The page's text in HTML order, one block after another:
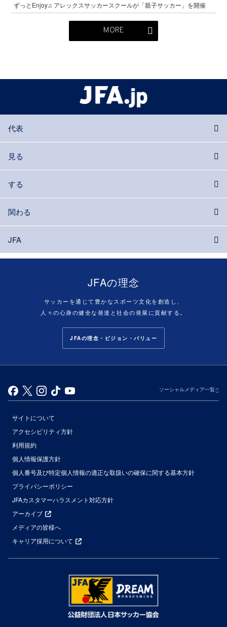
ずっとEnjoy♫ アレックスサッカースクールが「親子サッカー」を開催
MORE
代表
見る
する
関わる
JFA
JFAの理念
サッカーを通じて豊かなスポーツ文化を創造し、
人々の心身の健全な発達と社会の発展に貢献する。
JFAの理念・ビジョン・バリュー
ソーシャルメディア一覧
サイトについて
アクセシビリティ方針
利用規約
個人情報保護方針
個人番号及び特定個人情報の適正な取扱いの確保に関する基本方針
プライバシーポリシー
JFAカスタマーハラスメント対応方針
アーカイブ
メディアの皆様へ
キャリア採用について